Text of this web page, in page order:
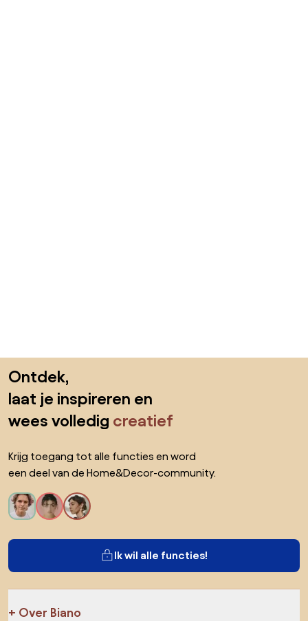
Ontdek,
laat je inspireren en
wees volledig creatief
Krijg toegang tot alle functies en word
een deel van de Home&Decor-community.
Ik wil alle functies!
Over Biano